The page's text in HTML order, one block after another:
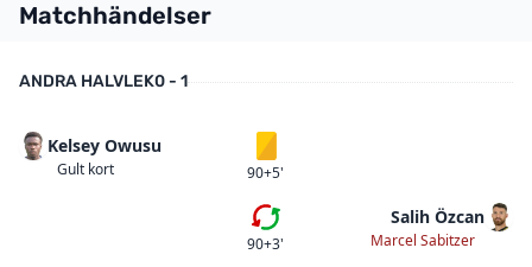
Matchhändelser
ANDRA HALVLEK0 - 1
Kelsey Owusu
Gult kort
Gult kort
90+5'
Tredje bytet
90+3'
Salih Özcan
Marcel Sabitzer